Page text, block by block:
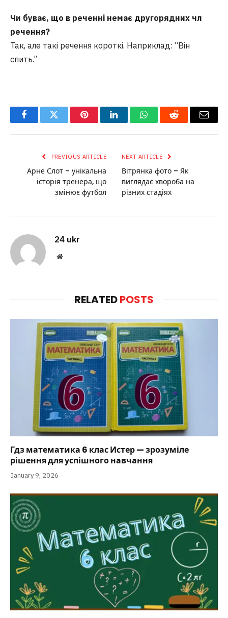
Чи буває, що в реченні немає другорядних чл
речення?
Так, але такі речення короткі. Наприклад: “Він
спить.”
FacebookTwitter PinterestLinkedInWhatsAppReddit Email
PREVIOUS ARTICLE
Арне Слот – унікальна
історія тренера, що
змінює футбол
NEXT ARTICLE
Вітрянка фото – Як
виглядає хвороба на
різних стадіях
24 ukr
Website
RELATEDPOSTS
Гдз математика 6 клас Истер — зрозуміле
рішення для успішного навчання
January 9, 2026